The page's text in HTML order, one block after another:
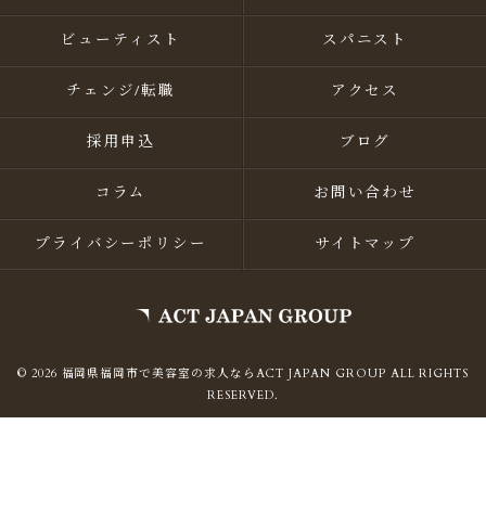
ビューティスト スパニスト
チェンジ/転職 アクセス
採用申込 ブログ
コラム お問い合わせ
プライバシーポリシー サイトマップ
© 2026 福岡県福岡市で美容室の求人ならACT JAPAN GROUP ALL RIGHTS
RESERVED.